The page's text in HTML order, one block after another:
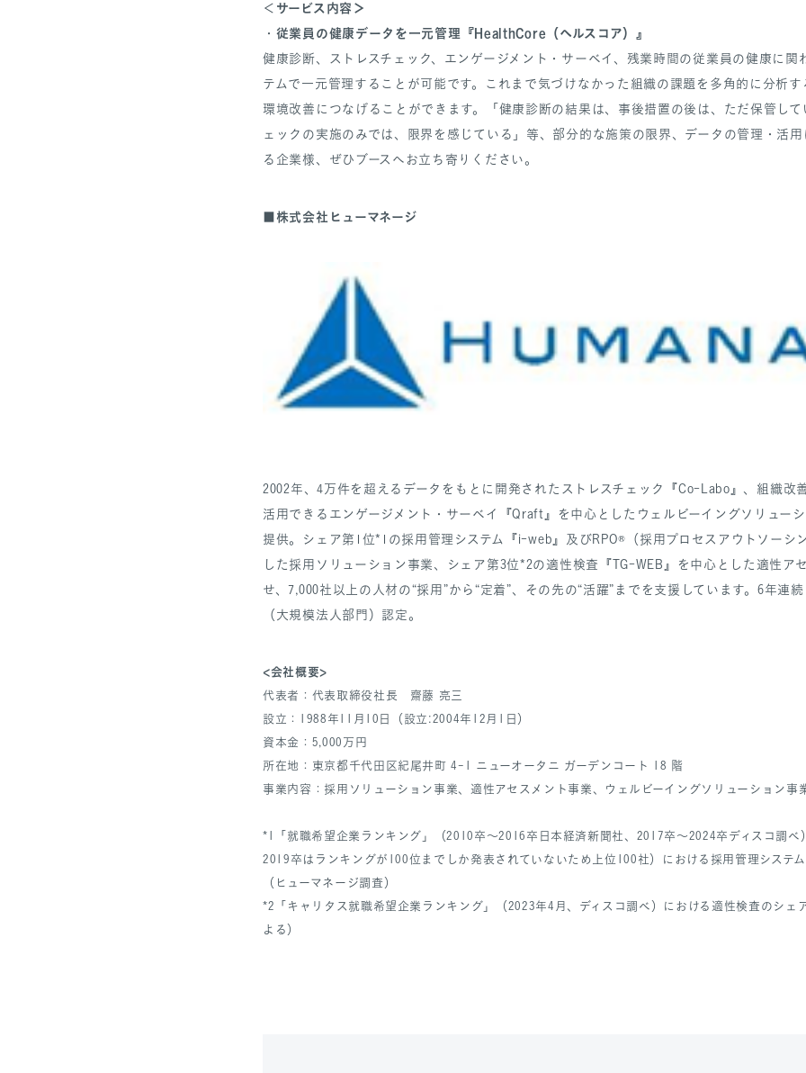
＜ サービス内容＞
・ 従業員の健康データを一元管理『HealthCore（ヘルスコア）』
健康診断、ストレスチェック、エンゲージメント・サーベイ、残業時間の従業員の健康に関
テムで一元管理することが可能です。これまで気づけなかった組織の課題を多角的に分析
環境改善につなげることができます。「健康診断の結果は、事後措置の後は、ただ保管し
ェックの実施のみでは、限界を感じている」等、部分的な施策の限界、データの管理・活
る企業様、ぜひブースへお立ち寄りください。
■株式会社ヒューマネージ
2002年、4万件を超えるデータをもとに開発されたストレスチェック『Co-Labo』、組織改
活用できるエンゲージメント・サーベイ『Qraft』を中心としたウェルビーイングソリュー
提供。シェア第1位*1の採用管理システム『i-web』及びRPO®（採用プロセスアウトソーシ
した採用ソリューション事業、シェア第3位*2の適性検査『TG-WEB』を中心とした適性ア
せ、7,000社以上の人材の“採用”から“定着”、その先の“活躍”までを支援しています。6年連
（大規模法人部門）認定。
<会社概要>
代表者：代表取締役社長 齋藤 亮三
設立：1988年11月10日（設立:2004年12月1日）
資本金：5,000万円
所在地：東京都千代田区紀尾井町 4-1 ニューオータニ ガーデンコート 18 階
事業内容：採用ソリューション事業、適性アセスメント事業、ウェルビーイングソリューション事
*1「就職希望企業ランキング」（2010卒～2016卒日本経済新聞社、2017卒～2024卒ディスコ調べ
2019卒はランキングが100位までしか発表されていないため上位100社）における採用管理システ
（ヒューマネージ調査）
*2「キャリタス就職希望企業ランキング」（2023年4月、ディスコ調べ）における適性検査のシェ
よる）